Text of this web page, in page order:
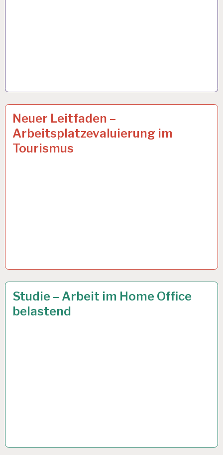
ARBEIT
UND
GESUNDHEIT…
Neuer Leitfaden –
Arbeitsplatzevaluierung im
Tourismus
8 OKT. 2019
AOK…
Studie – Arbeit im Home Office
belastend
25 SEP. 2019